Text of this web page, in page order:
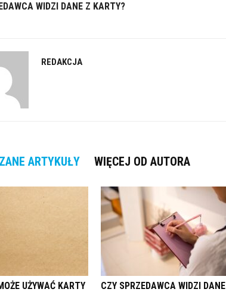
WIDZI DANE Z KARTY?
REDAKCJA
ARTYKUŁY WIĘCEJ OD AUTORA
UŻYWAĆ KARTY
CZY SPRZEDAWCA WIDZI DANE